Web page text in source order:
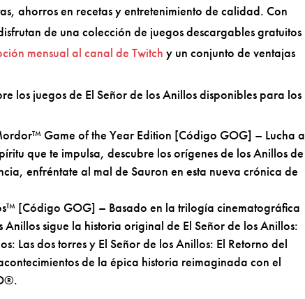
ahorros en recetas y entretenimiento de calidad. Con
de una colección de juegos descargables gratuitos
mensual al canal de Twitch y un conjunto de ventajas
los juegos de El Señor de los Anillos disponibles para los
Game of the Year Edition [Código GOG] – Lucha a
que te impulsa, descubre los orígenes de los Anillos de
enfréntate al mal de Sauron en esta nueva crónica de
[Código GOG] – Basado en la trilogía cinematográfica
sigue la historia original de El Señor de los Anillos:
Las dos torres y El Señor de los Anillos: El Retorno del
de la épica historia reimaginada con el